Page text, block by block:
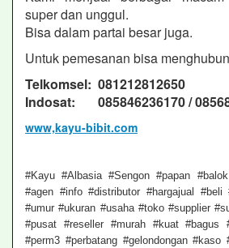
super dan unggul.
Bisa dalam partai besar juga.
Untuk pemesanan bisa
Telkomsel: 081212812650
Indosat: 085846236170 /
www,kayu-bibit.com
#Kayu #Albasia #Sengon #papan
#agen #info #distributor #hargajual #beli
#umur #ukuran #usaha #toko #supplier
#pusat #reseller #murah #kuat #bagus
#perm3 #perbatang #gelondongan #kaso